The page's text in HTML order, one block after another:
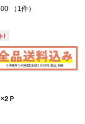
（1件）
!
×2Ｐ